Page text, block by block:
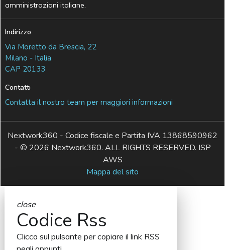
amministrazioni italiane.
Indirizzo
Via Moretto da Brescia, 22
Milano - Italia
CAP 20133
Contatti
Contatta il nostro team per maggiori informazioni
Nextwork360 - Codice fiscale e Partita IVA 13868590962
- © 2026 Nextwork360. ALL RIGHTS RESERVED. ISP
AWS
Mappa del sito
close
Codice Rss
Clicca sul pulsante per copiare il link RSS